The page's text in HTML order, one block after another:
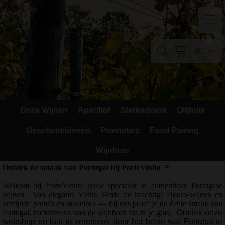
Home
Contact
Mijn account
Verzendkosten
Druivenrassen
Witte druiven
Rode Druiven
Ontdek de smaak van Portugal bij PorteVinho 🍷
Welkom bij PorteVinho, jouw specialist in authentieke Portugese
wijnen.
Van elegante Vinho Verde tot krachtige Douro-wijnen en
verfijnde porto's en madeira's — bij ons proef je de échte smaak van
Portugal, rechtstreeks van de wijnboer tot in je glas.
Ontdek onze
webshop en laat je verrassen door het beste wat Portugal te